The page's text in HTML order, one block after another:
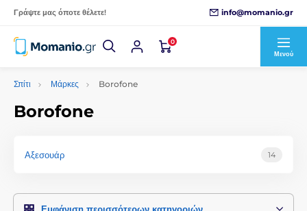
Γράψτε μας όποτε θέλετε! info@momanio.gr
0
Μενού
Σπίτι Μάρκες Borofone
Borofone
Αξεσουάρ 14